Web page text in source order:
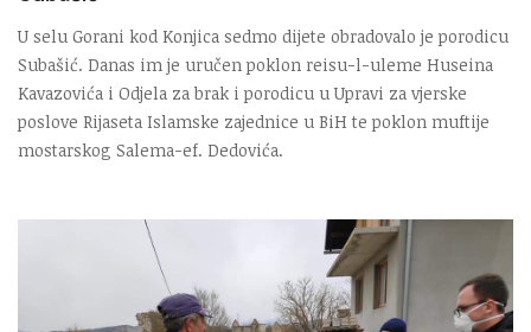
U selu Gorani kod Konjica sedmo dijete obradovalo je porodicu
Subašić. Danas im je uručen poklon reisu-l-uleme Huseina
Kavazovića i Odjela za brak i porodicu u Upravi za vjerske
poslove Rijaseta Islamske zajednice u BiH te poklon muftije
mostarskog Salema-ef. Dedovića.